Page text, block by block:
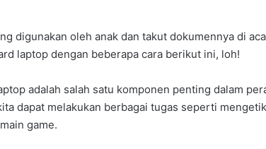
digunakan oleh anak dan takut dokumennya di
laptop dengan beberapa cara berikut ini, loh!
adalah salah satu komponen penting dalam
dapat melakukan berbagai tugas seperti
game.